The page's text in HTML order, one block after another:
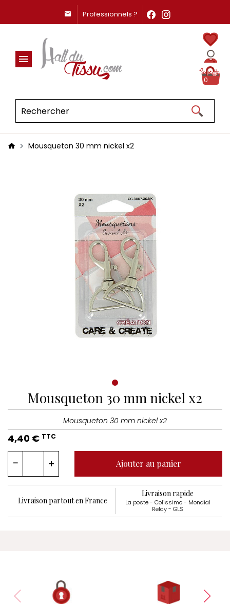
Professionnels ?
0
Mousqueton 30 mm nickel x2
Mousqueton 30 mm nickel x2
Mousqueton 30 mm nickel x2
4,40 € TTC
Ajouter au panier
Livraison partout en France
Livraison rapide
La poste - Colissimo - Mondial
Relay - GLS